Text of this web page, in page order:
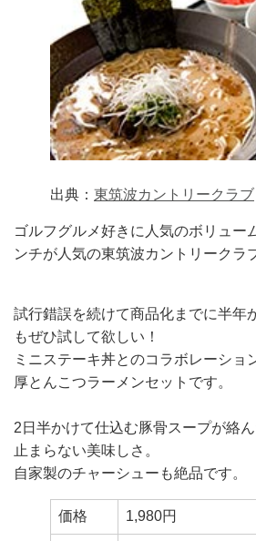
出典： 東筑波カントリークラブ
ゴルフグルメ好きに人気のボリュー
ンチが人気の東筑波カントリークラ
試行錯誤を続けて商品化までに半年
もぜひ試して欲しい！
ミニステーキ丼とのコラボレーショ
厚とんこつラーメンセットです。
2日半かけて仕込む豚骨スープが絡
止まらない美味しさ。
自家製のチャーシューも絶品です。
価格 1,980円